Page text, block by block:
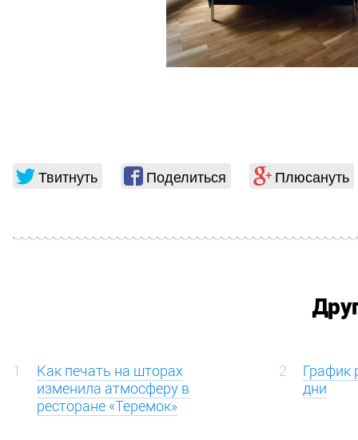
Твитнуть Поделиться Плюсануть
1
Как печать на шторах
изменила атмосферу в
ресторане «Теремок»
2
График
дни